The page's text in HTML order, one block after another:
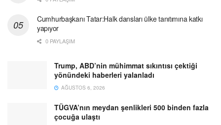
Cumhurbaşkanı Tatar:Halk dansları ülke tanıtımına katkı
yapıyor
0 PAYLAŞIM
Trump, ABD’nin mühimmat sıkıntısı çektiği
yönündeki haberleri yalanladı
AĞUSTOS 6, 2026
TÜGVA’nın meydan şenlikleri 500 binden fazla
çocuğa ulaştı